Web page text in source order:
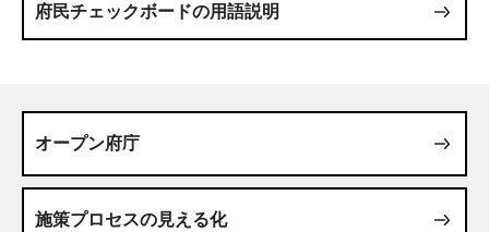
府民チェックボードの用語説明
オープン府庁
施策プロセスの見える化